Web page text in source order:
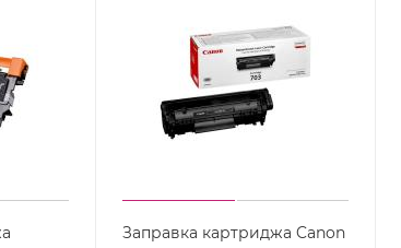
Заправка картриджа Canon